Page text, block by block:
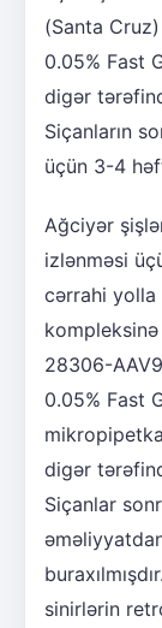
(Santa
0.05% Fast
digər
Siçanların
üçün 3-4
Ağciyər
izlənməsi
cərrahi yolla
28306-
0.05% Fast
digər
Siçanlar
sinirlərin